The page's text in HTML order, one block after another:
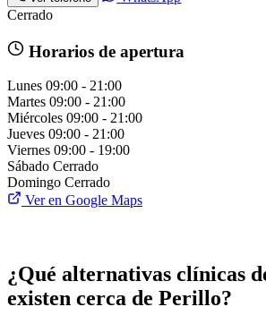
Cerrado
Horarios de apertura
Lunes 09:00 - 21:00
Martes 09:00 - 21:00
Miércoles 09:00 - 21:00
Jueves 09:00 - 21:00
Viernes 09:00 - 19:00
Sábado Cerrado
Domingo Cerrado
Ver en Google Maps
¿Qué alternativas clínicas
existen cerca de Perillo?